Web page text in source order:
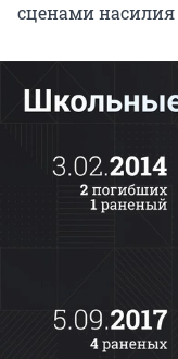
сценами